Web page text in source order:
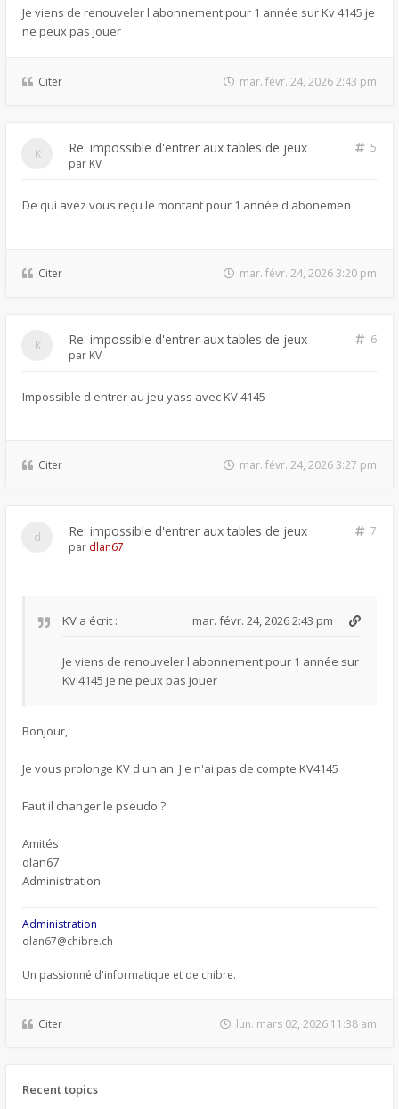
Je viens de renouveler l abonnement pour 1 année sur Kv 4145 je
ne peux pas jouer
Citer mar. févr. 24, 2026 2:43 pm
Re: impossible d'entrer aux tables de jeux
5
par KV
De qui avez vous reçu le montant pour 1 année d abonemen
Citer mar. févr. 24, 2026 3:20 pm
Re: impossible d'entrer aux tables de jeux
6
par KV
Impossible d entrer au jeu yass avec KV 4145
Citer mar. févr. 24, 2026 3:27 pm
Re: impossible d'entrer aux tables de jeux
7
par dlan67
KV a écrit : mar. févr. 24, 2026 2:43 pm
Je viens de renouveler l abonnement pour 1 année sur
Kv 4145 je ne peux pas jouer
Bonjour,
Je vous prolonge KV d un an. J e n'ai pas de compte KV4145
Faut il changer le pseudo ?
Amités
dlan67
Administration
Administration
dlan67@chibre.ch
Un passionné d'informatique et de chibre.
Citer lun. mars 02, 2026 11:38 am
Recent topics